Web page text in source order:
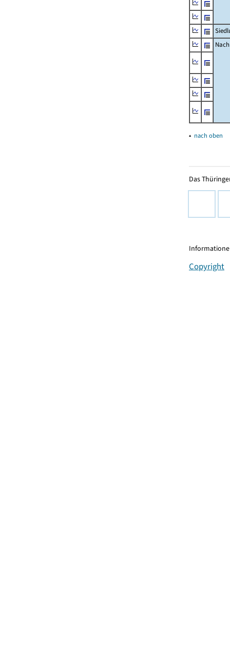
▴ nach oben
Das
Copyright